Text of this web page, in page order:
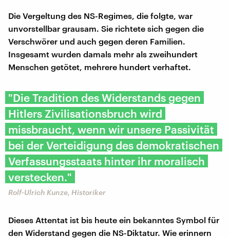
Die Vergeltung des NS-Regimes, die folgte, war
unvorstellbar grausam. Sie richtete sich gegen die
Verschwörer und auch gegen deren Familien.
Insgesamt wurden damals mehr als zweihundert
Menschen getötet, mehrere hundert verhaftet.
"Die Tradition des Widerstands gegen
Hitlers Zivilisationsbruch wird
missbraucht, wenn wir unsere Passivität
bei der Verteidigung des demokratischen
Verfassungsstaats hinter ihr moralisch
verstecken."
Rolf-Ulrich Kunze, Historiker
Dieses Attentat ist bis heute ein bekanntes Symbol für
den Widerstand gegen die NS-Diktatur. Wie erinnern